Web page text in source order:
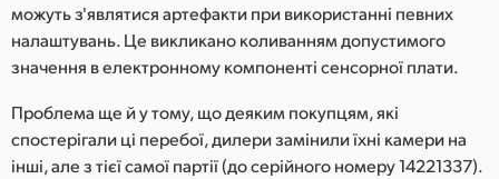
India
Italy
Japan
Korea
можуть з'являтися артефакти при використанні певних
налаштувань. Це викликано коливанням допустимого
значення в електронному компоненті сенсорної плати.
Проблема ще й у тому, що деяким покупцям, які
спостерігали ці перебої, дилери замінили їхні камери на
інші, але з тієї самої партії (до серійного номеру 14221337).